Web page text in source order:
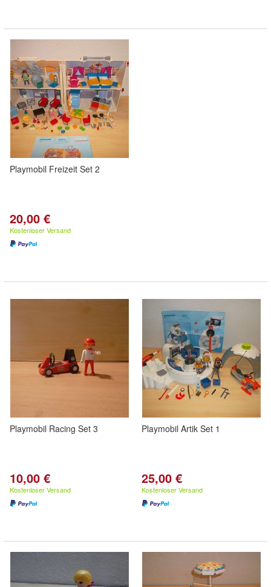
Playmobil Freizeit Set 2
20,00 €
Kostenloser Versand
Playmobil Racing Set 3
10,00 €
Kostenloser Versand
Playmobil Artik Set 1
25,00 €
Kostenloser Versand